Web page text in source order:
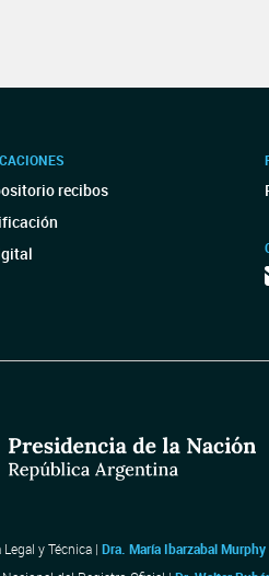
recibos
Legal y Técnica | Dra. María Ibarzabal